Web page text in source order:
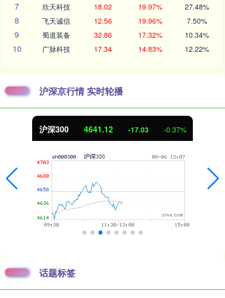
7 欣天科技 18.02 19.97% 27.48%
8 飞天诚信 12.56 19.96% 7.50%
9 蜀道装备 32.86 17.32% 10.34%
10 广脉科技 17.34 14.83% 12.22%
沪深京行情 实时轮播
沪深300 4641.12 -17.03 -0.37%
话题标签